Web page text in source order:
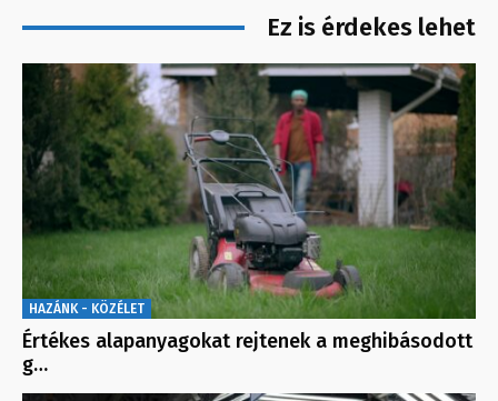
Ez is érdekes lehet
HAZÁNK - KÖZÉLET
Értékes alapanyagokat rejtenek a meghibásodott
g…